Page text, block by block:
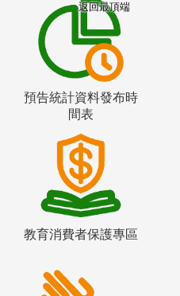
預告統計資料發布時
間表
教育消費者保護專區
返回最頂端